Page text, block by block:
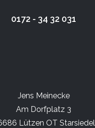
0172 - 34 32 031
Jens Meinecke
Am Dorfplatz 3
Lützen OT Starsiedel